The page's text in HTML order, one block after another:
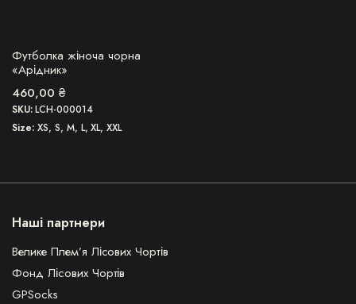
БЕРУ!
Футболка жіноча чорна
«Арідник»
460,00 ₴
SKU:LCH-000014
Size XS, S, M, L, XL, XXL
Наші партнери
Велике Плем’я Лісових Чортів
Фонд Лісових Чортів
GPSocks